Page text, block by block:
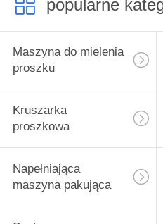
popularne
Maszyna do mielenia
proszku
Kruszarka
proszkowa
Napełniająca
maszyna pakująca